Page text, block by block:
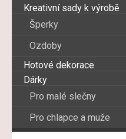
Kreativní sady k výrobě
Šperky
Ozdoby
Hotové dekorace
Dárky
Pro malé slečny
Pro chlapce a muže